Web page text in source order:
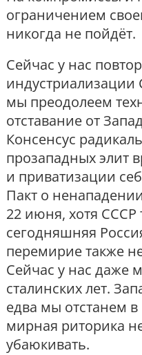
ограничением
никогда не пойдёт.
Сейчас у нас
индустриализации
мы преодолеем
отставание от
Консенсус
прозападных элит
и приватизации
Пакт о
22 июня, хотя СССР
сегодняшняя
перемирие также
Сейчас у нас даже
сталинских лет.
едва мы отстанем
мирная риторика
убаюкивать.